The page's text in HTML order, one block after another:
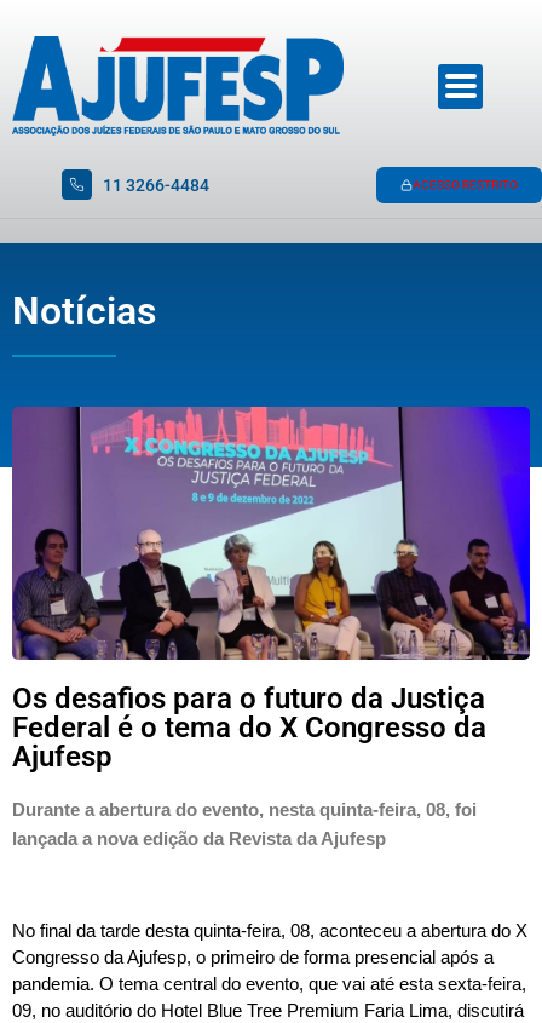
11 3266-4484 ACESSO RESTRITO
Notícias
Os desafios para o futuro da Justiça
Federal é o tema do X Congresso da
Ajufesp
Durante a abertura do evento, nesta quinta-feira, 08, foi
lançada a nova edição da Revista da Ajufesp
No final da tarde desta quinta-feira, 08, aconteceu a abertura do X
Congresso da Ajufesp, o primeiro de forma presencial após a
pandemia. O tema central do evento, que vai até esta sexta-feira,
09, no auditório do Hotel Blue Tree Premium Faria Lima, discutirá